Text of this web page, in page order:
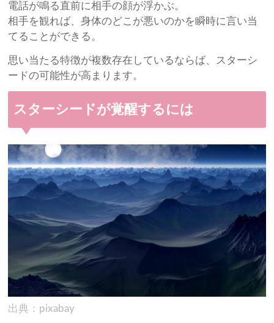
電話が鳴る直前に相手の顔が浮かぶ。
相手を観れば、身体のどこが悪いのかを瞬時に言い当
てることができる。
思い当たる特徴が複数存在しているならば、スターシ
ードの可能性が高まります。
スターシードが覚醒するには
出典：pixabay